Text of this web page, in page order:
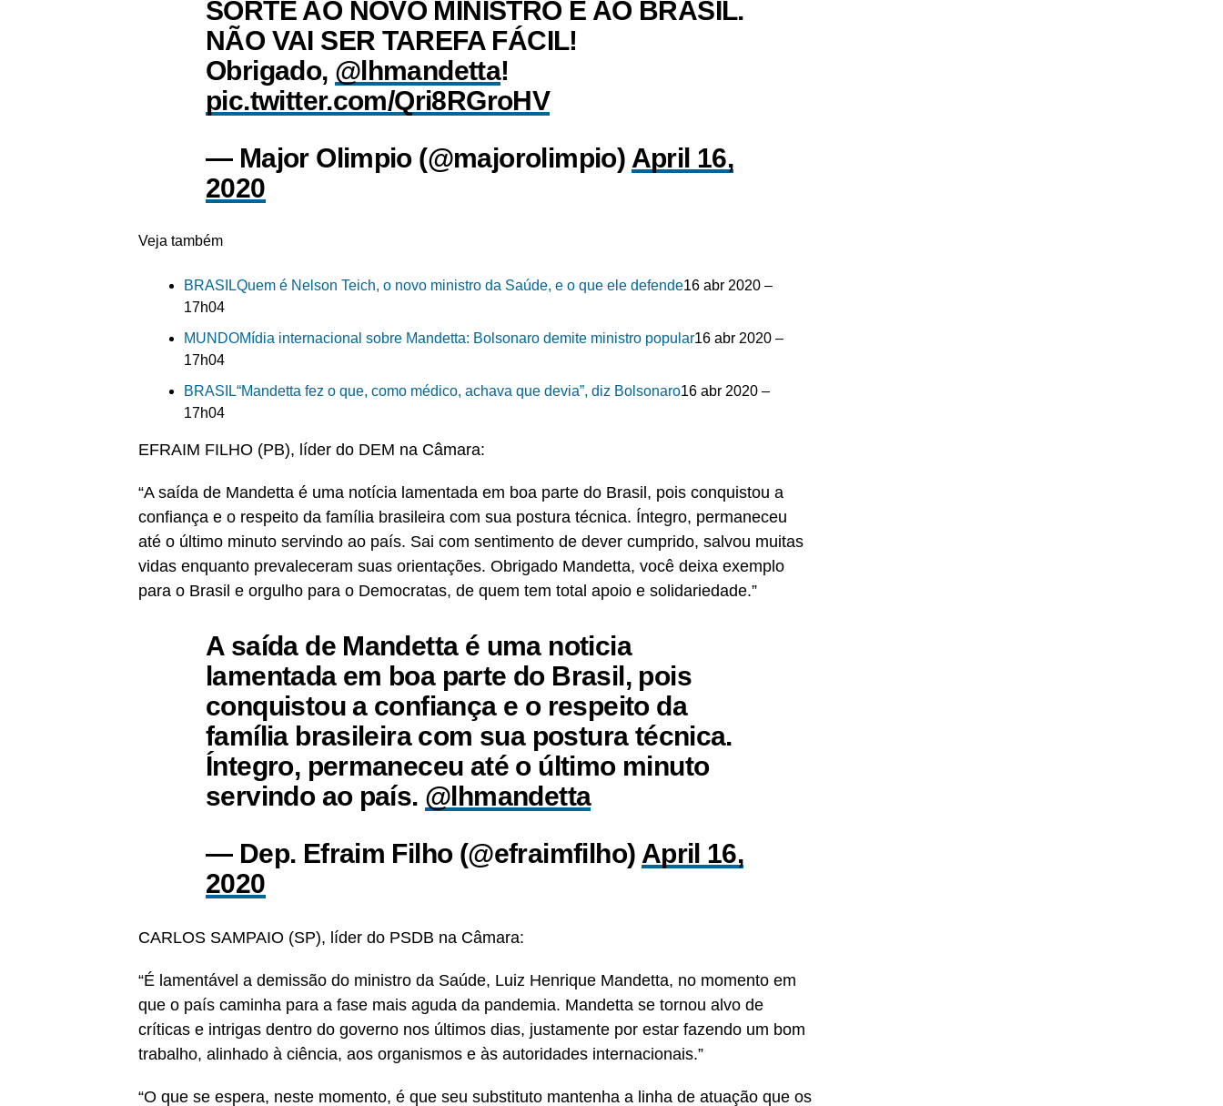
SORTE AO NOVO MINISTRO E AO BRASIL.
NÃO VAI SER TAREFA FÁCIL!
Obrigado, @lhmandetta!
pic.twitter.com/Qri8RGroHV
— Major Olimpio (@majorolimpio) April 16,
2020
Veja também
BRASILQuem é Nelson Teich, o novo ministro da Saúde, e o que ele defende16 abr 2020 –
17h04
MUNDOMídia internacional sobre Mandetta: Bolsonaro demite ministro popular16 abr 2020 –
17h04
BRASIL“Mandetta fez o que, como médico, achava que devia”, diz Bolsonaro16 abr 2020 –
17h04
EFRAIM FILHO (PB), líder do DEM na Câmara:
“A saída de Mandetta é uma notícia lamentada em boa parte do Brasil, pois conquistou a
confiança e o respeito da família brasileira com sua postura técnica. Íntegro, permaneceu
até o último minuto servindo ao país. Sai com sentimento de dever cumprido, salvou muitas
vidas enquanto prevaleceram suas orientações. Obrigado Mandetta, você deixa exemplo
para o Brasil e orgulho para o Democratas, de quem tem total apoio e solidariedade.”
A saída de Mandetta é uma noticia
lamentada em boa parte do Brasil, pois
conquistou a confiança e o respeito da
família brasileira com sua postura técnica.
Íntegro, permaneceu até o último minuto
servindo ao país. @lhmandetta
— Dep. Efraim Filho (@efraimfilho) April 16,
2020
CARLOS SAMPAIO (SP), líder do PSDB na Câmara:
“É lamentável a demissão do ministro da Saúde, Luiz Henrique Mandetta, no momento em
que o país caminha para a fase mais aguda da pandemia. Mandetta se tornou alvo de
críticas e intrigas dentro do governo nos últimos dias, justamente por estar fazendo um bom
trabalho, alinhado à ciência, aos organismos e às autoridades internacionais.”
“O que se espera, neste momento, é que seu substituto mantenha a linha de atuação que os